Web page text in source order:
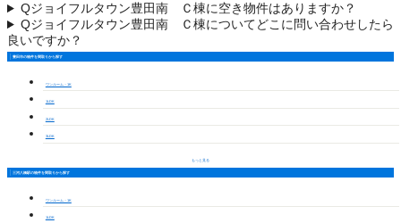
Qジョイフルタウン豊田南 Ｃ棟に空き物件はありますか？
Qジョイフルタウン豊田南 Ｃ棟についてどこに問い合わせしたら
良いですか？
豊田市の物件を間取りから探す
ワンルーム・1K
1LDK
2LDK
3LDK
もっと見る
三河八橋駅の物件を間取りから探す
ワンルーム・1K
1LDK